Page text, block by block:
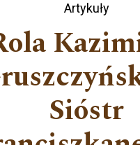
Artykuły
Sióstr